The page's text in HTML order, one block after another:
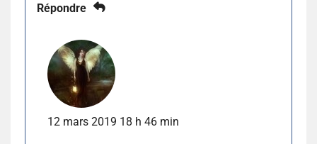
Répondre
12 mars 2019 18 h 46 min